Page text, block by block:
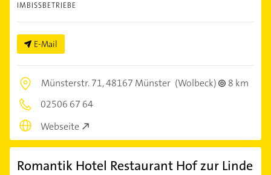
IMBISSBETRIEBE
E-Mail
Münsterstr. 71,48167 Münster (Wolbeck)
8 km
02506 67 64
Webseite
Romantik Hotel Restaurant Hof zur Linde